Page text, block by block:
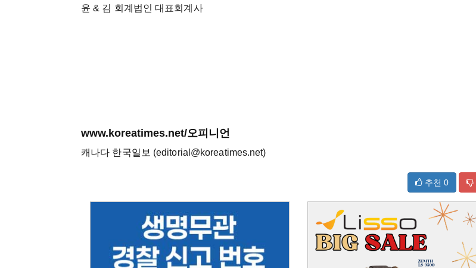
윤 & 김 회계법인 대표회계사
www.koreatimes.net/오피니언
캐나다 한국일보 (editorial@koreatimes.net)
추천 0